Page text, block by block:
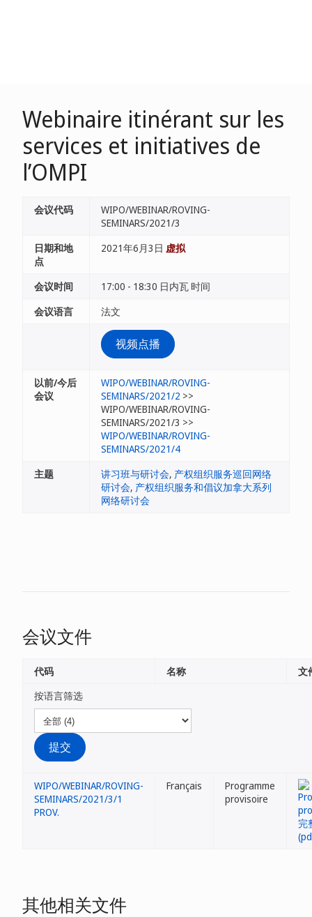
Webinaire itinérant sur les
services et initiatives de
l’OMPI
会议代码
WIPO/WEBINAR/ROVING-
SEMINARS/2021/3
日期和地
点
2021年6月3日 虚拟
会议时间
17:00 - 18:30 日内瓦 时间
会议语言
法文
视频点播
以前/今后
会议
WIPO/WEBINAR/ROVING-
SEMINARS/2021/2 >>
WIPO/WEBINAR/ROVING-
SEMINARS/2021/3 >>
WIPO/WEBINAR/ROVING-
SEMINARS/2021/4
主题
讲习班与研讨会, 产权组织服务巡回网络
研讨会, 产权组织服务和倡议加拿大系列
网络研讨会
会议文件
按语言筛选
代码 名称 文
WIPO/WEBINAR/ROVING-
SEMINARS/2021/3/1
PROV.
Français
Programme
provisoire
其他相关文件